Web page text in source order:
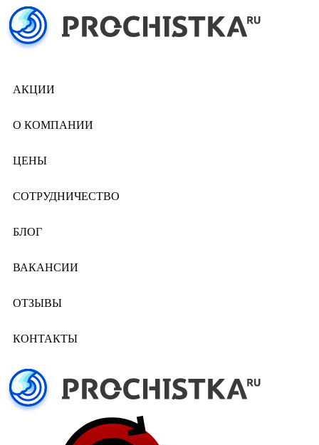
АКЦИИ
О КОМПАНИИ
ЦЕНЫ
СОТРУДНИЧЕСТВО
БЛОГ
ВАКАНСИИ
ОТЗЫВЫ
КОНТАКТЫ